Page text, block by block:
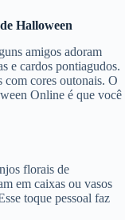
Halloween
amigos adoram
e cardos pontiagudos.
com cores outonais. O
Online é que você
florais de
em caixas ou vasos
toque pessoal faz